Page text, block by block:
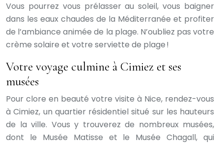
Vous pourrez vous prélasser au soleil, vous baigner
dans les eaux chaudes de la Méditerranée et profiter
de l’ambiance animée de la plage. N’oubliez pas votre
crème solaire et votre serviette de plage !
Votre voyage culmine à Cimiez et ses
musées
Pour clore en beauté votre visite à Nice, rendez-vous
à Cimiez, un quartier résidentiel situé sur les hauteurs
de la ville. Vous y trouverez de nombreux musées,
dont le Musée Matisse et le Musée Chagall, qui